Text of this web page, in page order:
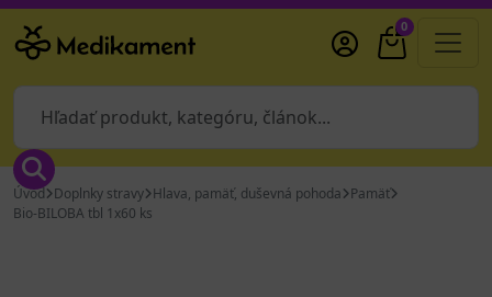
0
Úvod Doplnky stravy Hlava, pamäť, duševná pohoda Pamäť
Bio-BILOBA tbl 1x60 ks